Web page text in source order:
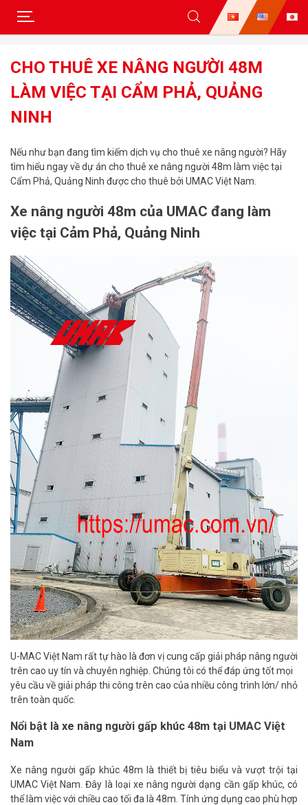
content
CHO THUÊ XE NÂNG NGƯỜI 48M
LÀM VIỆC TẠI CẨM PHẢ, QUẢNG
NINH
Nếu như bạn đang tìm kiếm dịch vụ cho thuê xe nâng người? Hãy
tìm hiểu ngay về dự án cho thuê xe nâng người 48m làm việc tại
Cẩm Phả, Quảng Ninh được cho thuê bởi UMAC Việt Nam.
Xe nâng người 48m của UMAC đang làm
việc tại Cảm Phả, Quảng Ninh
U-MAC Việt Nam rất tự hào là đơn vị cung cấp giải pháp nâng người
trên cao uy tín và chuyên nghiệp. Chúng tôi có thể đáp ứng tốt mọi
yêu cầu về giải pháp thi công trên cao của nhiều công trình lớn/ nhỏ
trên toàn quốc.
Nổi bật là xe nâng người gấp khúc 48m tại UMAC Việt
Nam
Xe nâng người gấp khúc 48m là thiết bị tiêu biểu và vượt trội tại
UMAC Việt Nam. Đây là loại xe nâng người dạng cần gấp khúc, có
thể làm việc với chiều cao tối đa là 48m. Tính ứng dụng cao phù hợp